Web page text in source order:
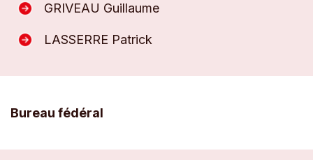
GRIVEAU Guillaume
LASSERRE Patrick
Bureau fédéral